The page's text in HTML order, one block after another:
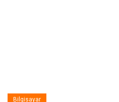
Bilgisayar